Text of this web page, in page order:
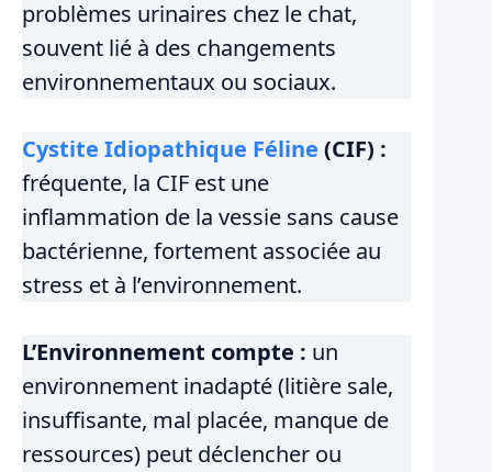
problèmes urinaires chez le chat,
souvent lié à des changements
environnementaux ou sociaux.
Cystite Idiopathique Féline (CIF) :
fréquente, la CIF est une
inflammation de la vessie sans cause
bactérienne, fortement associée au
stress et à l’environnement.
L’Environnement compte : un
environnement inadapté (litière sale,
insuffisante, mal placée, manque de
ressources) peut déclencher ou